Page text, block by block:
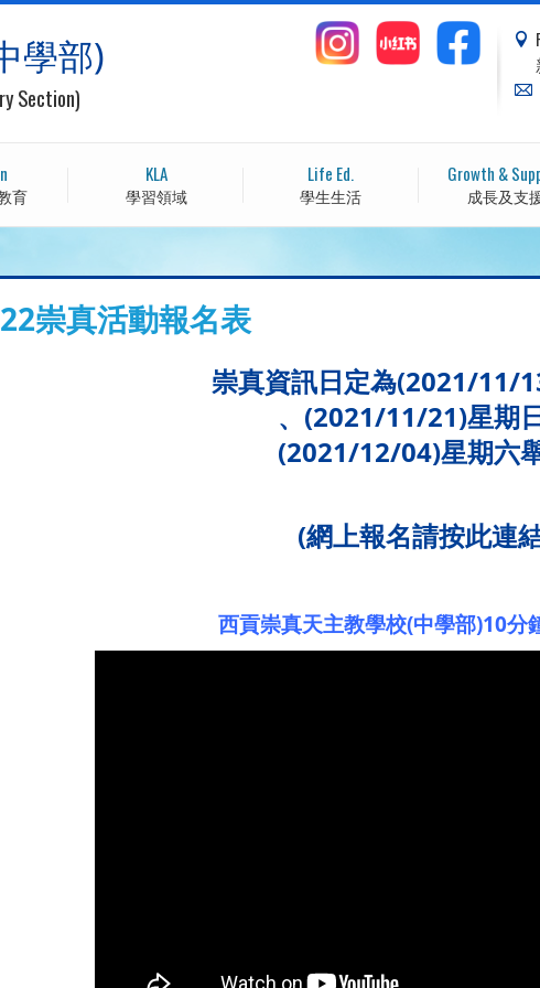
學部)
Section)
育
KLA
學習領域
Life Ed.
學生生活
Growth &
成長及支
崇真活動報名表
崇真資訊日定為(2021/11/
、(2021/11/21)星期
(2021/12/04)星期六
(網上報名請按此連
西貢崇真天主教學校(中學部)10分